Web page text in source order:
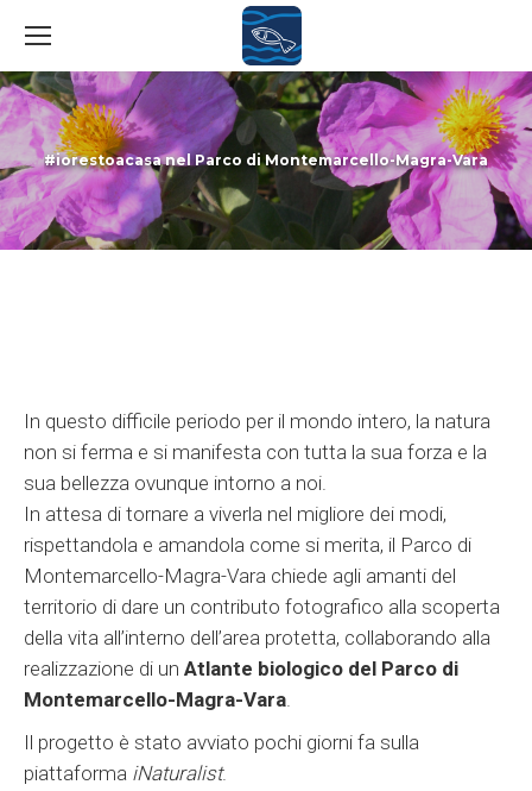
#iorestoacasa nel Parco di Montemarcello-Magra-Vara
You are here:
In questo difficile periodo per il mondo intero, la natura
non si ferma e si manifesta con tutta la sua forza e la
sua bellezza ovunque intorno a noi.
In attesa di tornare a viverla nel migliore dei modi,
rispettandola e amandola come si merita, il Parco di
Montemarcello-Magra-Vara chiede agli amanti del
territorio di dare un contributo fotografico alla scoperta
della vita all’interno dell’area protetta, collaborando alla
realizzazione di un Atlante biologico del Parco di
Montemarcello-Magra-Vara.
Il progetto è stato avviato pochi giorni fa sulla
piattaforma iNaturalist.